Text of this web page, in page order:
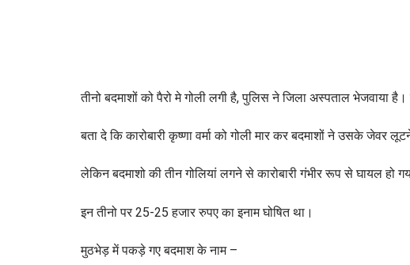
तीनो बदमाशों को पैरो मे गोली लगी है, पुलिस ने जिला अस्पताल भेजवाया
बता दे कि कारोबारी कृष्णा वर्मा को गोली मार कर बदमाशों ने उसके
लेकिन बदमाशो की तीन गोलियां लगने से कारोबारी गंभीर रूप से घायल हो
इन तीनो पर 25-25 हजार रुपए का इनाम घोषित था।
मुठभेड़ में पकड़े गए बदमाश के नाम –